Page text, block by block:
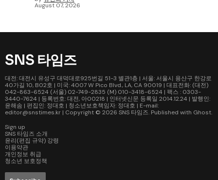
August 07, 2026
SNS 타임즈
대전: 대전시 유성구 대덕대로925번길 51-3 별관1층 | 서울: 서울시 용산구 한강로
40가길 10, B02호 | 미국: 4007 W Pico Blvd., LA, CA 90019 | 대표전화: (대전)
042-863-6524 (서울) 02-749-2835 (M) 010-3418-6524 | 팩스 : 0303-
3440-7624 | 등록번호: 대전, 아00218 | 인터넷신문 등록일 2014.12.24 | 발행인:
윤해솜 | 편집인: 정대호 | 청소년보호책임자: 정대호 | E-mail:
editor@snstimes.kr | Copyright © 2026 SNS 타임즈. Published with Ghost.
Sign up
SNS 타임즈 소개
윤리(편집 규약) 강령
이용약관
개인정보 취급
청소년 보호정책